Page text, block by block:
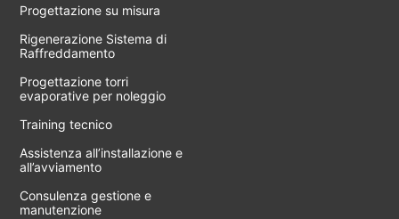
Progettazione su misura
Rigenerazione Sistema di
Raffreddamento
Progettazione torri
evaporative per noleggio
Training tecnico
Assistenza all’installazione e
all’avviamento
Consulenza gestione e
manutenzione